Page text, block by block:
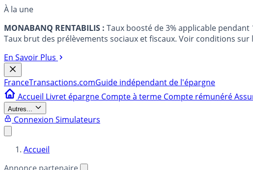
À la une
MONABANQ RENTABILIS : Taux boosté de 3% applicable pendant
Taux brut des prélèvements sociaux et fiscaux. Voir conditions sur
En Savoir Plus
FranceTransactions.comGuide indépendant de l'épargne
Accueil Livret épargne Compte à terme Compte rémunéré
Autres...
Connexion Simulateurs
Accueil